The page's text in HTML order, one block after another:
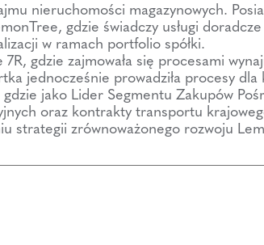
nieruchomości magazynowych.
gdzie świadczy usługi
w ramach portfolio spółki.
gdzie zajmowała się procesami
jednocześnie prowadziła procesy
jako Lider Segmentu Zakupów
oraz kontrakty transportu
strategii zrównoważonego rozwoju